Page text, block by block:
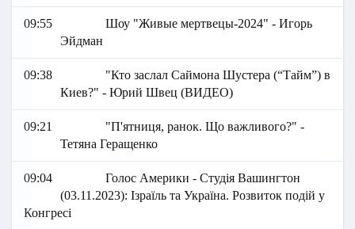
09:55
Шоу "Живые мертвецы-2024" - Игорь
Эйдман
09:38
"Кто заслал Саймона Шустера (“Тайм”) в
Киев?" - Юрий Швец (ВИДЕО)
09:21
"П'ятниця, ранок. Що важливого?" -
Тетяна Геращенко
09:04
Голос Америки - Студія Вашингтон
(03.11.2023): Ізраїль та Україна. Розвиток подій у
Конгресі